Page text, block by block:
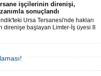
işçilerinin direnişi,
sonuçlandı
Ursa Tersanesi'nde hakları
direnişe başlayan Limter-İş üyesi 8
görüşmesinde tüm
sözlerin tutulmaması halinde